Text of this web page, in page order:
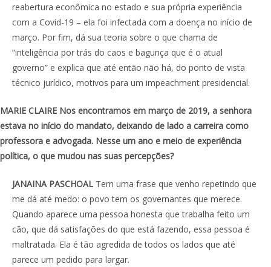
reabertura econômica no estado e sua própria experiência
com a Covid-19 – ela foi infectada com a doença no início de
março. Por fim, dá sua teoria sobre o que chama de
“inteligência por trás do caos e bagunça que é o atual
governo” e explica que até então não há, do ponto de vista
técnico jurídico, motivos para um impeachment presidencial.
MARIE CLAIRE Nos encontramos em março de 2019, a senhora
estava no início do mandato, deixando de lado a carreira como
professora e advogada. Nesse um ano e meio de experiência
política, o que mudou nas suas percepções?
JANAINA PASCHOAL Tem uma frase que venho repetindo que
me dá até medo: o povo tem os governantes que merece.
Quando aparece uma pessoa honesta que trabalha feito um
cão, que dá satisfações do que está fazendo, essa pessoa é
maltratada. Ela é tão agredida de todos os lados que até
parece um pedido para largar.